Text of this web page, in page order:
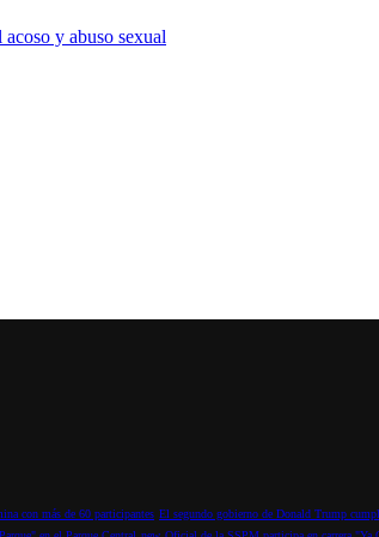
y abuso sexual
con más de 60 participantes El segundo gobierno de Donald Trump